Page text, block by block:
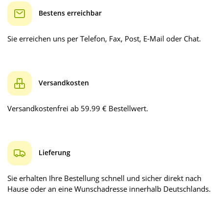
Bestens erreichbar
Sie erreichen uns per Telefon, Fax, Post, E-Mail oder Chat.
Versandkosten
Versandkostenfrei ab 59.99 € Bestellwert.
Lieferung
Sie erhalten Ihre Bestellung schnell und sicher direkt nach
Hause oder an eine Wunschadresse innerhalb Deutschlands.